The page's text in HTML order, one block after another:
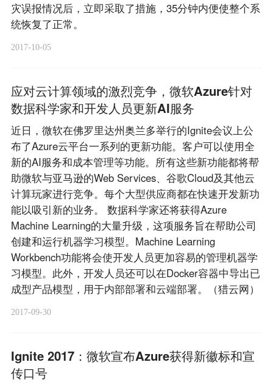
灾误报情况后，立即采取了措施，35分钟内便使整个系
统恢复了正常。
2017-10-05
应对云计算领域的激烈竞争，微软Azure针对
数据科学家和开发人员更新AI服务
近日，微软在佛罗里达州奥兰多举行的Ignite会议上公
布了Azure云平台一系列的更新功能。客户可以使用全
新的AI服务和成本管理等功能。所有这些新功能都将帮
助微软与亚马逊的Web Services、谷歌Cloud及其他云
计算玩家进行竞争。每个大型供应商都在快速开发新功
能以吸引新的业务。 数据科学家还将获得Azure
Machine Learning的大量升级，这项服务旨在帮助公司
创建和运行机器学习模型。Machine Learning
Workbench功能将会使开发人员更加容易的管理机器学
习模型。此外，开发人员还可以在Docker容器中导出已
成型产品模型，用于内部部署和云端部署。（猎云网）
2017-09-30
Ignite 2017：微软宣布Azure获得新徽标和宣
传口号